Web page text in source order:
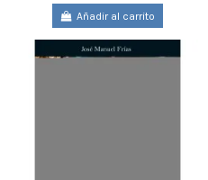
Añadir al carrito